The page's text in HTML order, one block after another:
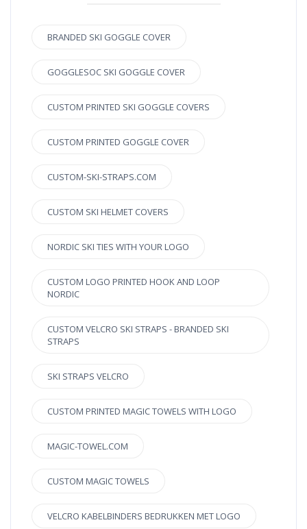
BRANDED SKI GOGGLE COVER
GOGGLESOC SKI GOGGLE COVER
CUSTOM PRINTED SKI GOGGLE COVERS
CUSTOM PRINTED GOGGLE COVER
CUSTOM-SKI-STRAPS.COM
CUSTOM SKI HELMET COVERS
NORDIC SKI TIES WITH YOUR LOGO
CUSTOM LOGO PRINTED HOOK AND LOOP
NORDIC
CUSTOM VELCRO SKI STRAPS - BRANDED SKI
STRAPS
SKI STRAPS VELCRO
CUSTOM PRINTED MAGIC TOWELS WITH LOGO
MAGIC-TOWEL.COM
CUSTOM MAGIC TOWELS
VELCRO KABELBINDERS BEDRUKKEN MET LOGO